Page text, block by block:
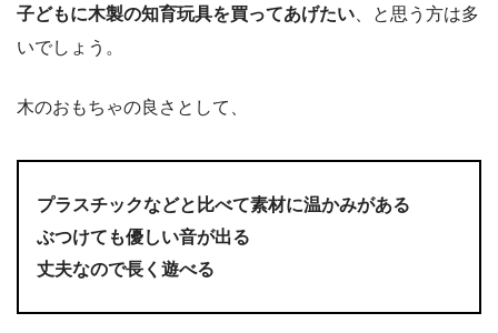
子どもに木製の知育玩具を買ってあげたい 、と思う方は多
いでしょう。
木のおもちゃの良さとして、
プラスチックなどと比べて素材に温かみがある
ぶつけても優しい音が出る
丈夫なので長く遊べる